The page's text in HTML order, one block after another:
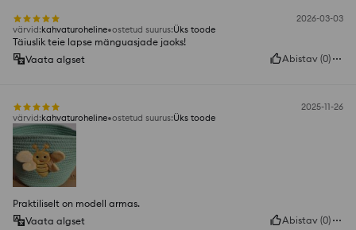
2026-03-03
värvid:kahvaturoheline ostetud suurus:Üks toode
Täiuslik teie lapse mänguasjade jaoks!
Vaata algset
Abistav (0)
2025-11-26
värvid:kahvaturoheline ostetud suurus:Üks toode
Praktiliselt on modell armas.
Vaata algset
Abistav (0)